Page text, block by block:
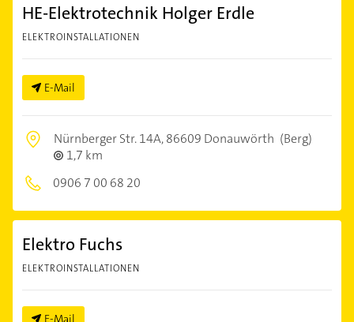
HE-Elektrotechnik Holger Erdle
ELEKTROINSTALLATIONEN
E-Mail
Nürnberger Str. 14A,86609 Donauwörth (Berg)
1,7 km
0906 7 00 68 20
Elektro Fuchs
ELEKTROINSTALLATIONEN
E-Mail